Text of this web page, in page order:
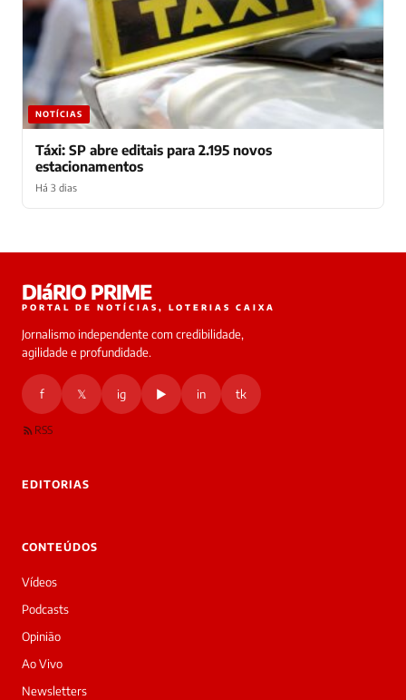
NOTÍCIAS
Táxi: SP abre editais para 2.195 novos
estacionamentos
Há 3 dias
online
Boa
Sou
a
daqui
do
DIáRIO PRIME
PORTAL DE NOTÍCIAS, LOTERIAS CAIXA
Jornalismo independente com credibilidade,
agilidade e profundidade.
f 𝕏 ig ▶ in tk
RSS
EDITORIAS
CONTEÚDOS
Vídeos
Podcasts
Opinião
Ao Vivo
Newsletters